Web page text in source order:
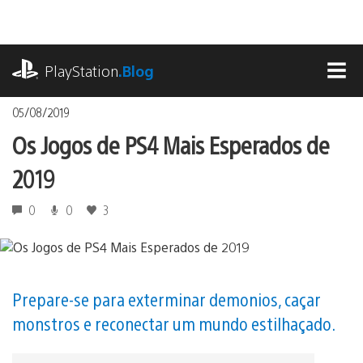
o
conteúdoPlayStation.Blog
05/08/2019
Os Jogos de PS4 Mais Esperados de
2019
0 0 3
Prepare-se para exterminar demonios, caçar
monstros e reconectar um mundo estilhaçado.